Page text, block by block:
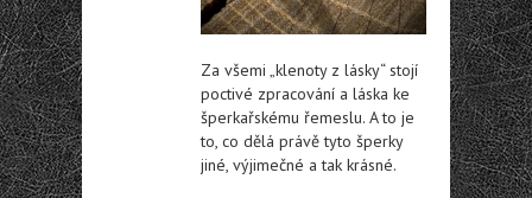
Za všemi „klenoty z lásky“ stojí
poctivé zpracování a láska ke
šperkařskému řemeslu. A to je
to, co dělá právě tyto šperky
jiné, výjimečné a tak krásné.